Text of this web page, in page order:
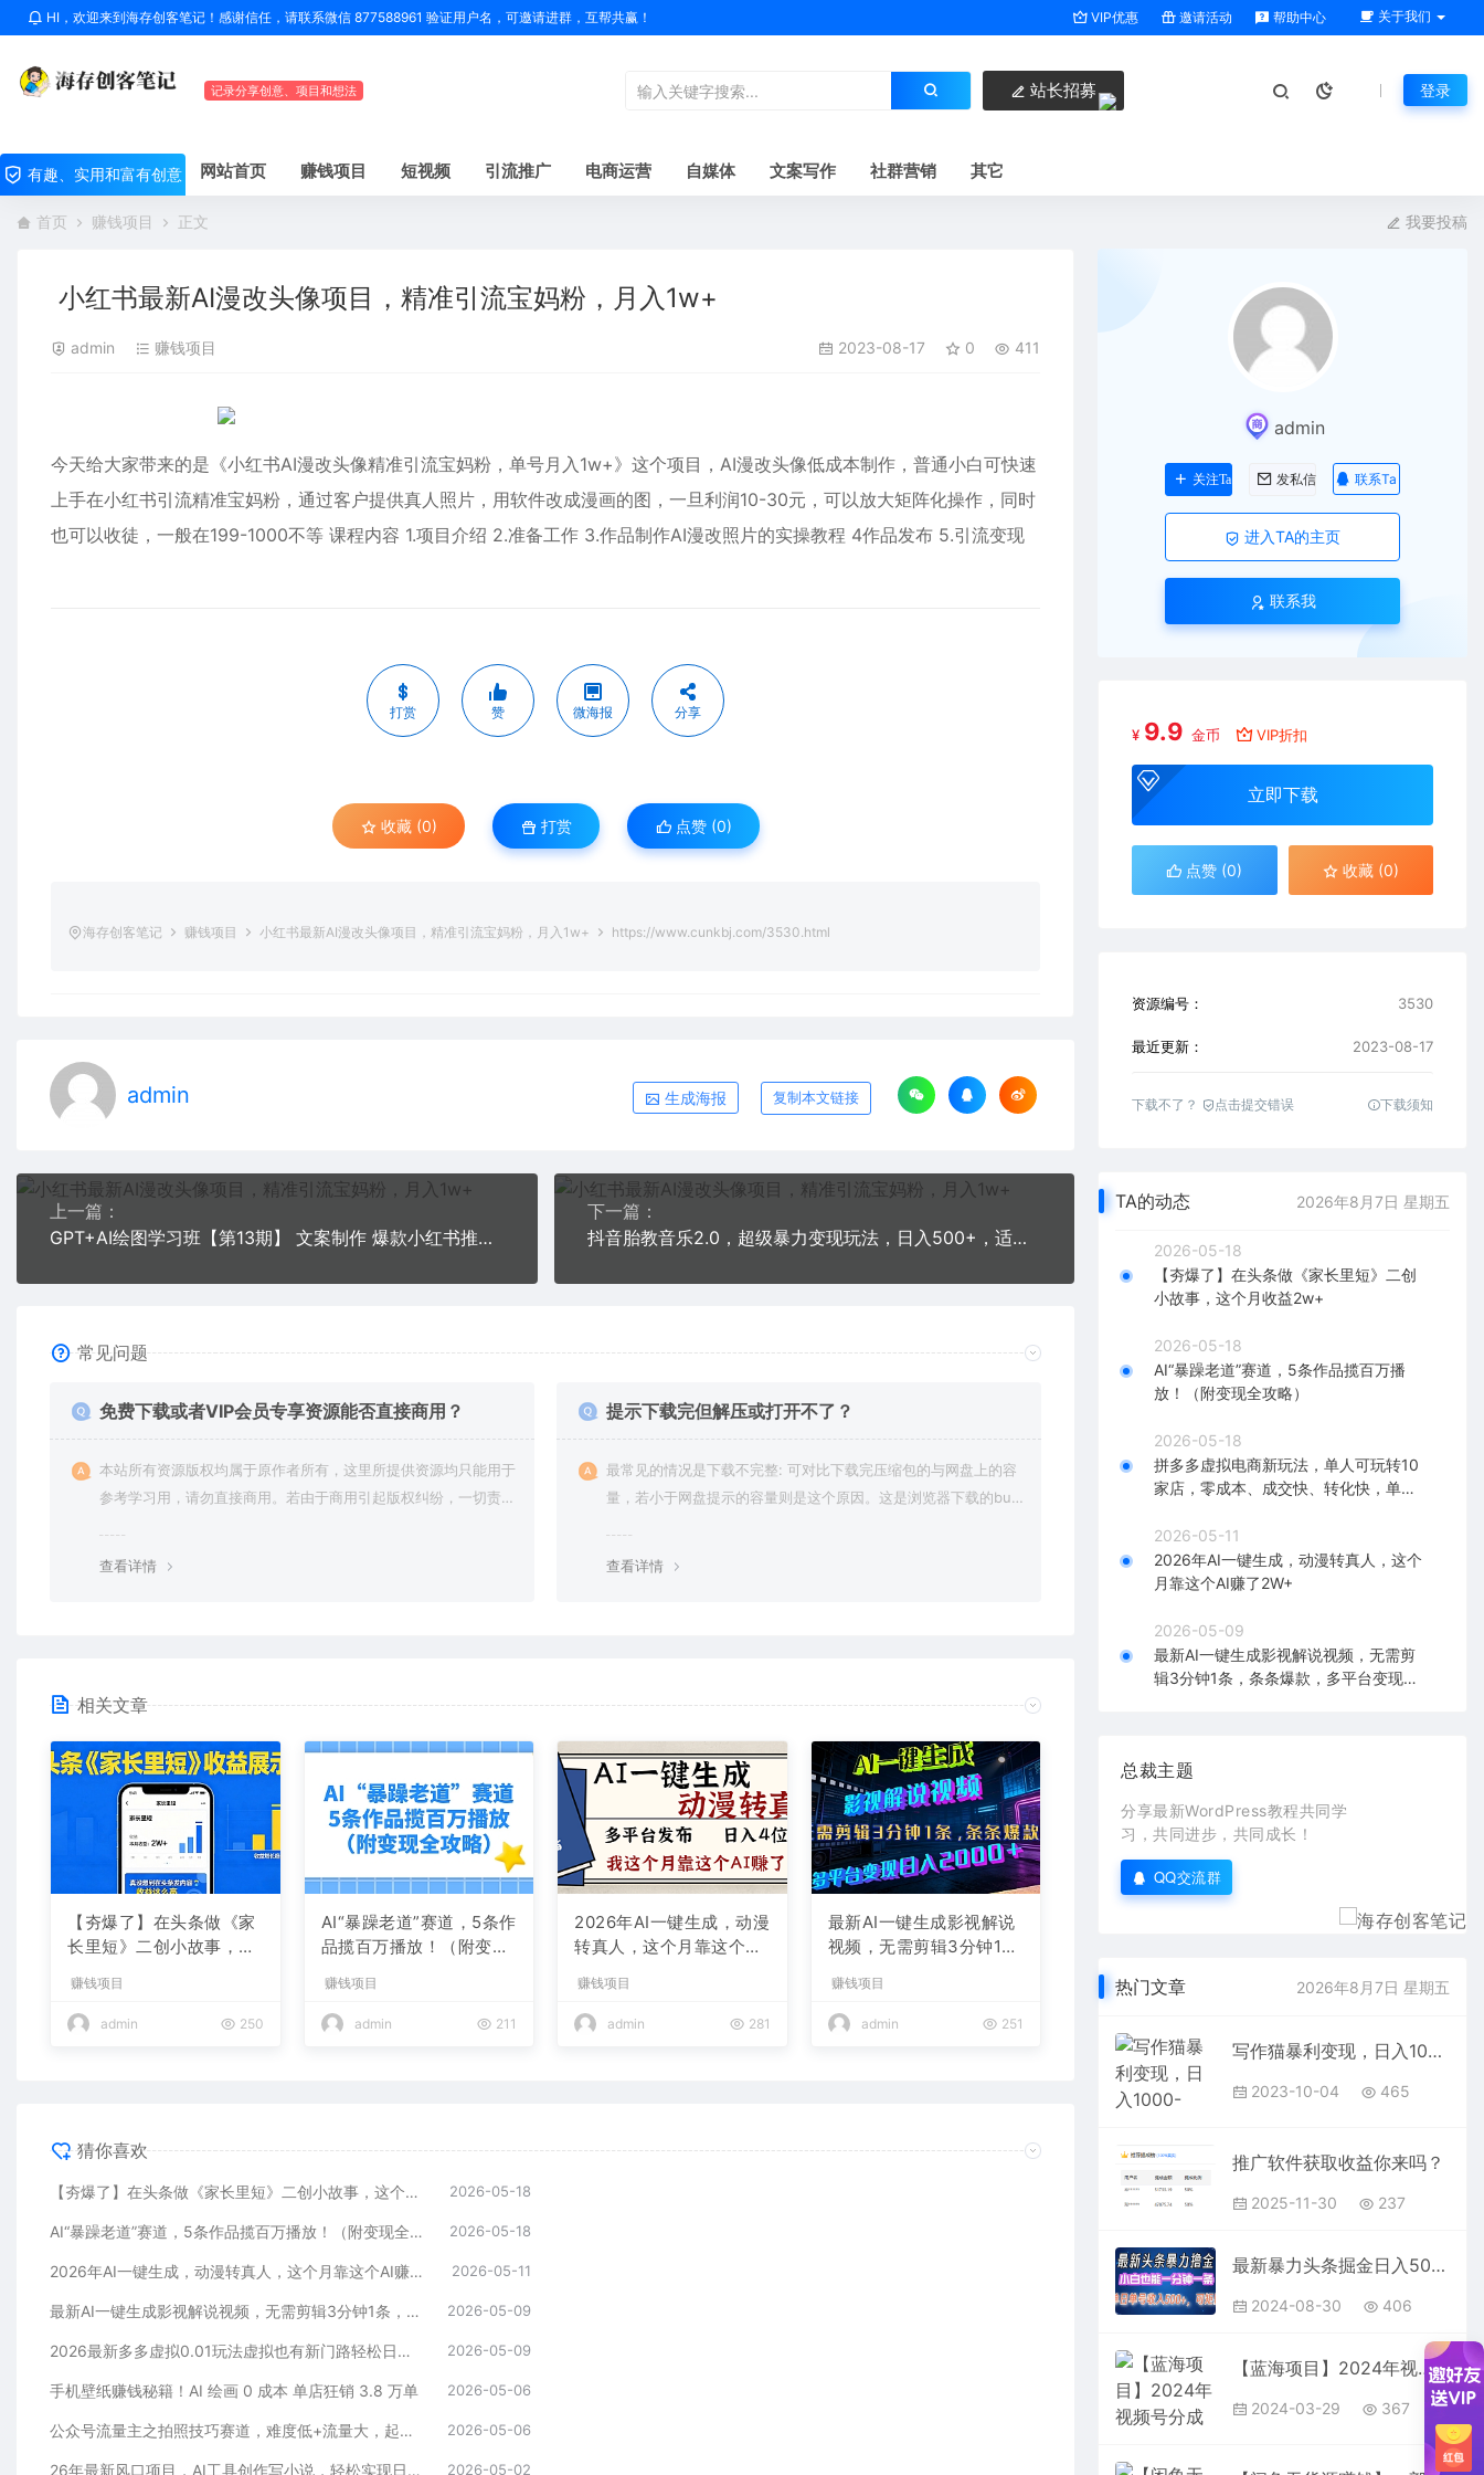
HI，欢迎来到海存创客笔记！感谢信任，请联系微信 877588961 验证用户名，可邀请进群，互帮共赢！ VIP优惠 邀请活动 帮助中心 关于我们
记录分享创意、项目和想法 站长招募 登录
有趣、实用和富有创意 网站首页 赚钱项目 短视频 引流推广 电商运营 自媒体 文案写作 社群营销 其它
首页 赚钱项目 正文 我要投稿
小红书最新AI漫改头像项目，精准引流宝妈粉，月入1w+
admin 赚钱项目 2023-08-17 0 411
今天给大家带来的是《小红书AI漫改头像精准引流宝妈粉，单号月入1w+》这个项目，AI漫改头像低成本制作，普通小白可快速
上手在小红书引流精准宝妈粉，通过客户提供真人照片，用软件改成漫画的图，一旦利润10-30元，可以放大矩阵化操作，同时
也可以收徒，一般在199-1000不等 课程内容 1.项目介绍 2.准备工作 3.作品制作AI漫改照片的实操教程 4作品发布 5.引流变现
打赏 赞 微海报 分享
收藏 (0) 打赏 点赞 (0)
海存创客笔记 赚钱项目 小红书最新AI漫改头像项目，精准引流宝妈粉，月入1w+ https://www.cunkbj.com/3530.html
admin 生成海报 复制本文链接
上一篇：
GPT+AI绘图学习班【第13期】 文案制作 爆款小红书推文、AI换脸、客服话术
下一篇：
抖音胎教音乐2.0，超级暴力变现玩法，日入500+，适合0基础宝妈小白操作
常见问题
免费下载或者VIP会员专享资源能否直接商用？
本站所有资源版权均属于原作者所有，这里所提供资源均只能用于
参考学习用，请勿直接商用。若由于商用引起版权纠纷，一切责任
查看详情
提示下载完但解压或打开不了？
最常见的情况是下载不完整: 可对比下载完压缩包的与网盘上的容
量，若小于网盘提示的容量则是这个原因。这是浏览器下载的bu
查看详情
相关文章
【夯爆了】在头条做《家
长里短》二创小故事，这
赚钱项目
admin 250
AI“暴躁老道”赛道，5条作
品揽百万播放！（附变现
赚钱项目
admin 211
2026年AI一键生成，动漫
转真人，这个月靠这个AI
赚钱项目
admin 281
最新AI一键生成影视解说
视频，无需剪辑3分钟1
现日入2000+
赚钱项目
admin 251
猜你喜欢
【夯爆了】在头条做《家长里短》二创小故事，这个月收益2w+ 2026-05-18
AI“暴躁老道”赛道，5条作品揽百万播放！（附变现全攻略） 2026-05-18
2026年AI一键生成，动漫转真人，这个月靠这个AI赚了2W+ 2026-05-11
最新AI一键生成影视解说视频，无需剪辑3分钟1条，条条爆款，多平台变现日入2000+ 2026-05-09
2026最新多多虚拟0.01玩法虚拟也有新门路轻松日入2500! 2026-05-09
手机壁纸赚钱秘籍！AI 绘画 0 成本 单店狂销 3.8 万单 2026-05-06
公众号流量主之拍照技巧赛道，难度低+流量大，起号第一篇就爆了10w阅读！ 2026-05-06
26年最新风口项目，AI工具创作写小说，轻松实现日入1000+ 2026-05-02
admin
关注Ta 发私信 联系Ta
进入TA的主页
联系我
¥ 9.9 金币 VIP折扣
立即下载
点赞 (0) 收藏 (0)
资源编号： 3530
最近更新： 2023-08-17
下载不了？ 点击提交错误 下载须知
TA的动态 2026年8月7日 星期五
2026-05-18
【夯爆了】在头条做《家长里短》二创
小故事，这个月收益2w+
2026-05-18
AI“暴躁老道”赛道，5条作品揽百万播
放！（附变现全攻略）
2026-05-18
拼多多虚拟电商新玩法，单人可玩转10
家店，零成本、成交快、转化快，单店
2026-05-11
2026年AI一键生成，动漫转真人，这个
月靠这个AI赚了2W+
2026-05-09
最新AI一键生成影视解说视频，无需剪
辑3分钟1条，条条爆款，多平台变现日
总裁主题
分享最新WordPress教程共同学
习，共同进步，共同成长！
QQ交流群
热门文章 2026年8月7日 星期五
写作猫暴利变现，日入1000-2000＋，0基础小白可做，附保姆级教程
2023-10-04 465
推广软件获取收益你来吗？
2025-11-30 237
最新暴力头条掘金日入500+，矩阵操作日入2000+ ，小白也能轻松上手！
2024-08-30 406
【蓝海项目】2024年视频号分成计划，快速开分成，日爆单8000+，附玩法教程
2024-03-29 367